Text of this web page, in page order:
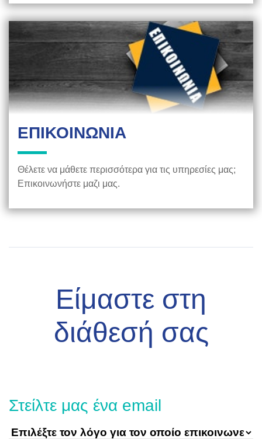
ΕΠΙΚΟΙΝΩΝΙΑ
Θέλετε να μάθετε περισσότερα για τις υπηρεσίες μας;
Επικοινωνήστε μαζι μας.
Είμαστε στη
διάθεσή σας
Στείλτε μας ένα email